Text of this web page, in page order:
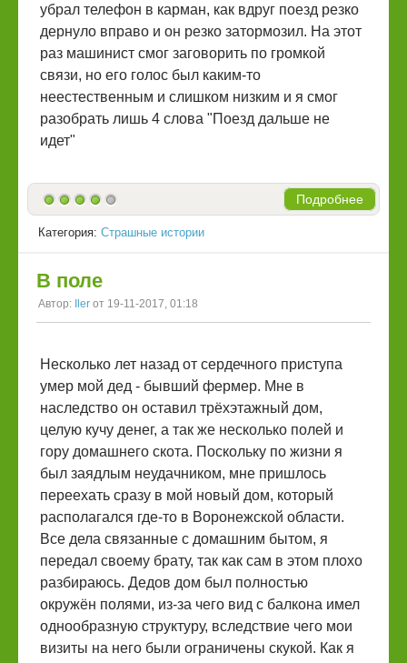
убрал телефон в карман, как вдруг поезд резко
дернуло вправо и он резко затормозил. На этот
раз машинист смог заговорить по громкой
связи, но его голос был каким-то
неестественным и слишком низким и я смог
разобрать лишь 4 слова "Поезд дальше не
идет"
Подробнее
Категория: Страшные истории
В поле
Автор: Iler от 19-11-2017, 01:18
Несколько лет назад от сердечного приступа
умер мой дед - бывший фермер. Мне в
наследство он оставил трёхэтажный дом,
целую кучу денег, а так же несколько полей и
гору домашнего скота. Поскольку по жизни я
был заядлым неудачником, мне пришлось
переехать сразу в мой новый дом, который
располагался где-то в Воронежской области.
Все дела связанные с домашним бытом, я
передал своему брату, так как сам в этом плохо
разбираюсь. Дедов дом был полностью
окружён полями, из-за чего вид с балкона имел
однообразную структуру, вследствие чего мои
визиты на него были ограничены скукой. Как я